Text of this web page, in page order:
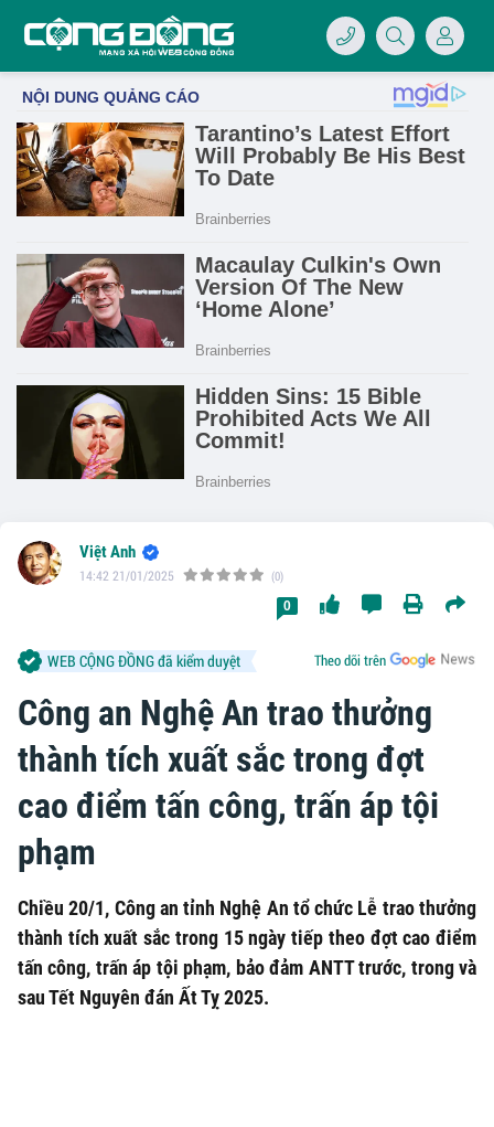
Công an Nghệ An trao thưởng
thành tích xuất sắc trong đợt
cao điểm tấn công, trấn áp tội
phạm
Chiều 20/1, Công an tỉnh Nghệ An tổ chức Lễ trao thưởng
thành tích xuất sắc trong 15 ngày tiếp theo đợt cao điểm
tấn công, trấn áp tội phạm, bảo đảm ANTT trước, trong và
sau Tết Nguyên đán Ất Tỵ 2025.
Việt Anh
14:42 21/01/2025 (0)
0
Theo dõi trên
WEB CỘNG ĐỒNG đã kiểm duyệt
07/LOGO-